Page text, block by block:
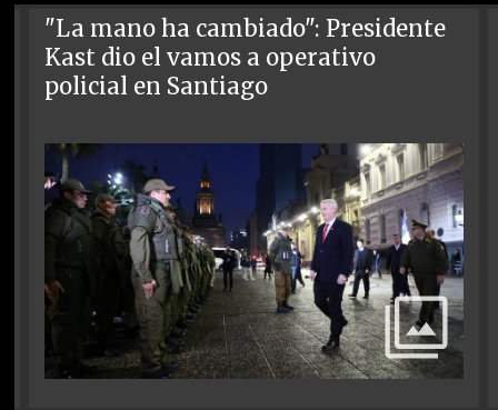
"La mano ha cambiado": Presidente
Kast dio el vamos a operativo
policial en Santiago